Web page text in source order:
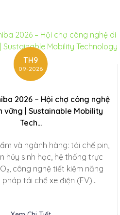
TH9
09-2026
2026 – Hội chợ công nghệ
vững | Sustainable Mobility
Tech...
và ngành hàng: tái chế pin,
hủy sinh học, hệ thống trực
công nghệ tiết kiệm năng
pháp tái chế xe điện (EV)...